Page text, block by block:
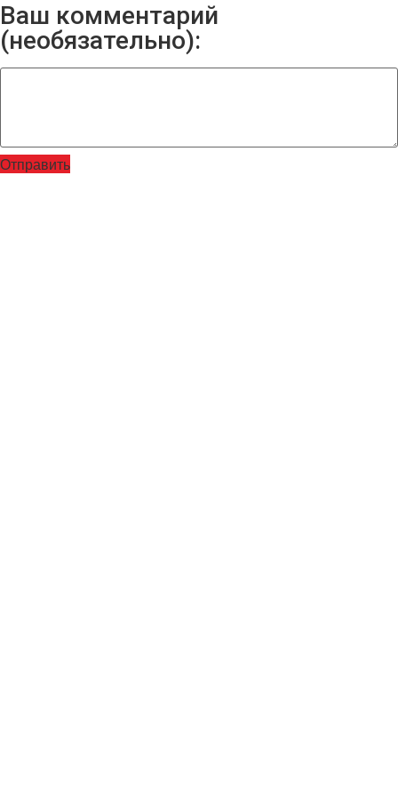
Ваш комментарий
(необязательно):
Отправить